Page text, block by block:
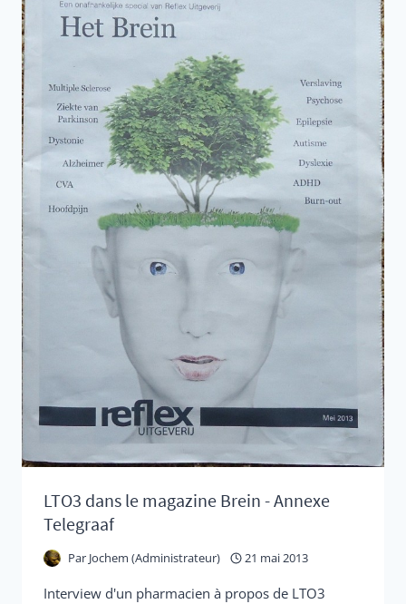
AVEC
LE
LTO3 dans le magazine Brein - Annexe
Telegraaf
Par Jochem (Administrateur) 21 mai 2013
Interview d'un pharmacien à propos de LTO3